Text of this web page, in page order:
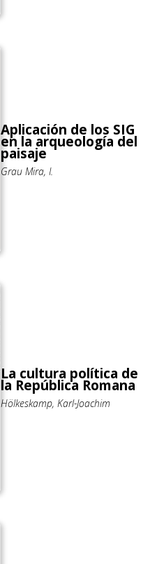
Aplicación de los SIG
en la arqueología del
paisaje
Grau Mira, I.
La cultura política de
la República Romana
Hölkeskamp, Karl-Joachim